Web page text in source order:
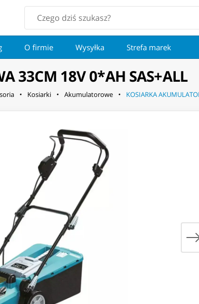
O firmie Wysyłka Strefa marek
33CM 18V 0*AH SAS+ALL
Kosiarki Akumulatorowe KOSIARKA